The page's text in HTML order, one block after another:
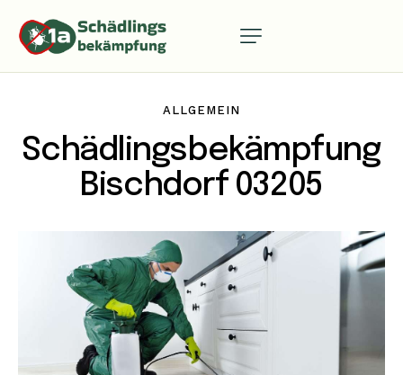
ALLGEMEIN
Schädlingsbekämpfung
Bischdorf 03205